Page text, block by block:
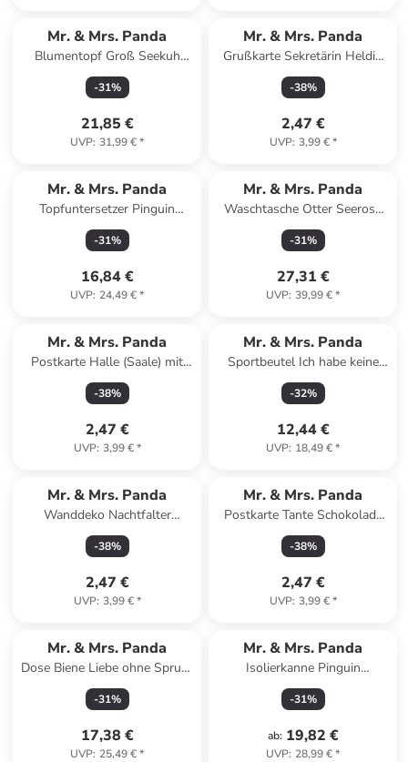
Mr. & Mrs. Panda
Blumentopf Groß Seekuh
Chillen mit Spruch in Weiß
-31%
21,85 €
UVP: 31,99 €*
Mr. & Mrs. Panda
Grußkarte Sekretärin Heldin
mit Spruch in Meeresbrise
-38%
2,47 €
UVP: 3,99 €*
Mr. & Mrs. Panda
Topfuntersetzer Pinguin
Weihnachtsbaum Design o...
in Weiß
-31%
16,84 €
UVP: 24,49 €*
Mr. & Mrs. Panda
Waschtasche Otter Seerose
ohne Spruch in Grau Pastell
-31%
27,31 €
UVP: 39,99 €*
Mr. & Mrs. Panda
Postkarte Halle (Saale) mit
Spruch in Keine Angabe
-38%
2,47 €
UVP: 3,99 €*
Mr. & Mrs. Panda
Sportbeutel Ich habe keine
Zeit.... mit Spruch in Creme
-32%
12,44 €
UVP: 18,49 €*
Mr. & Mrs. Panda
Wanddeko Nachtfalter
Schneemann mit Spruch in
Weiß
-38%
2,47 €
UVP: 3,99 €*
Mr. & Mrs. Panda
Postkarte Tante Schokolade
mit Spruch in Weiß
-38%
2,47 €
UVP: 3,99 €*
Mr. & Mrs. Panda
Dose Biene Liebe ohne Spruch
in Gelb Pastell
-31%
17,38 €
UVP: 25,49 €*
Mr. & Mrs. Panda
Isolierkanne Pinguin
Weihnachtsbaum ohne
Spruch in Transparent
-31%
ab: 19,82 €
UVP: 28,99 €*